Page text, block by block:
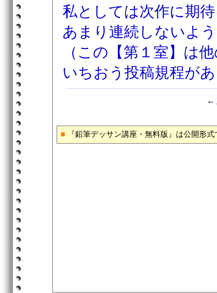
私としては次作に期
あまり連続しないよ
（この【第１室】は
いちおう投稿規程が
←
■ 『鉛筆デッサン講座・無料版』は公開形